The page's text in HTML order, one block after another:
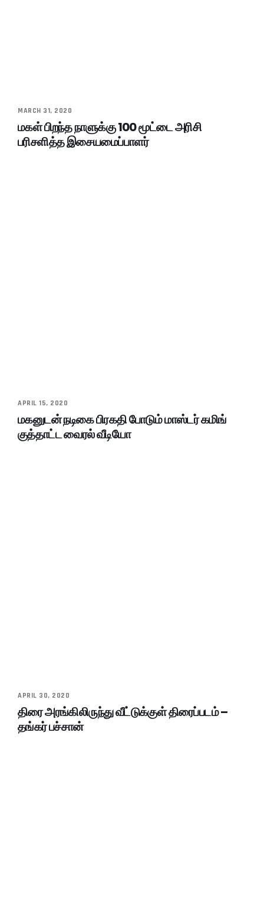
MARCH 31, 2020
மகள் பிறந்த நாளுக்கு 100 மூட்டை அரிசி
பரிசளித்த இசையமைப்பாளர்
APRIL 15, 2020
மகனுடன் நடிகை பிரகதி போடும் மாஸ்டர் கமிங்
குத்தாட்ட வைரல் வீடியோ
APRIL 30, 2020
திரை அரங்கிலிருந்து வீட்டுக்குள் திரைப்படம் –
தங்கர் பச்சான்